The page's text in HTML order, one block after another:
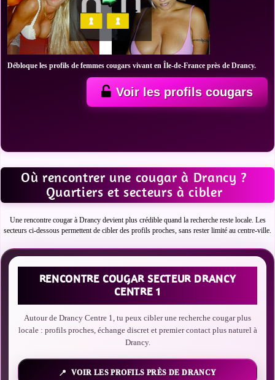
Débloque les profils de femmes cougars vivant en Île-de-France près de Drancy.
Voir les profils cougars
Où rencontrer une cougar à Drancy ?
Quartiers et secteurs à cibler
Une rencontre cougar à Drancy devient plus crédible quand la recherche reste locale. Les
secteurs ci-dessous permettent de cibler des profils proches, sans rester limité au centre-ville.
RENCONTRE COUGAR SECTEUR DRANCY
CENTRE 1
Autour de Drancy Centre 1, tu peux cibler une recherche cougar plus
locale : profils proches, échange discret et premier contact plus naturel à
Drancy.
VOIR LES PROFILS PRÈS DE DRANCY